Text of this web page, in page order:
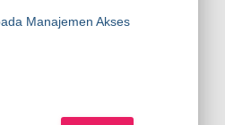
Manajemen Akses